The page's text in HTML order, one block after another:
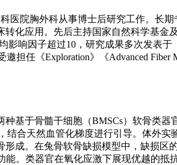
医院胸外科从事博士后研究工作。长
化应用。先后主持国家自然科学基金
响因子超过10，研究成果多次发表于《
担任《Exploration》《Advanced Fiber
基于骨髓干细胞（BMSCs）软骨类器
合天然血管化梯度进行引导。体外实
成。在兔骨软骨缺损模型中，缺损区
。类器官在氧化应激下展现优越的抵